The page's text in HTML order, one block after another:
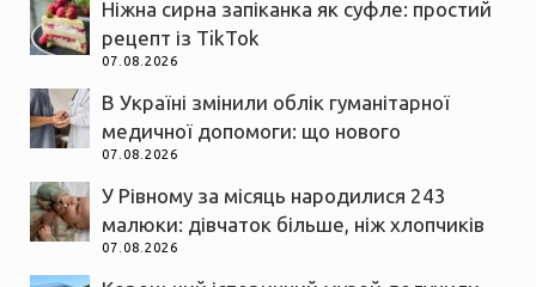
Ніжна сирна запіканка як суфле: простий
рецепт із TikTok
07.08.2026
В Україні змінили облік гуманітарної
медичної допомоги: що нового
07.08.2026
У Рівному за місяць народилися 243
малюки: дівчаток більше, ніж хлопчиків
07.08.2026